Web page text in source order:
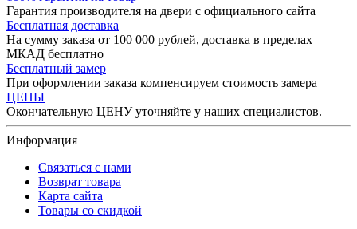
Гарантия производителя на двери с официального сайта
Бесплатная доставка
На сумму заказа от 100 000 рублей, доставка в пределах
МКАД бесплатно
Бесплатный замер
При оформлении заказа компенсируем стоимость замера
ЦЕНЫ
Окончательную ЦЕНУ уточняйте у наших специалистов.
Информация
Связаться с нами
Возврат товара
Карта сайта
Товары со скидкой